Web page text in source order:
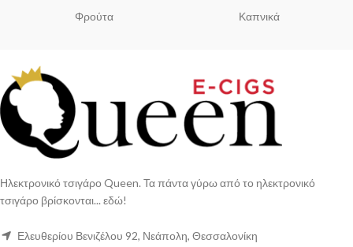
Φρούτα Καπνικά
Ηλεκτρονικό τσιγάρο Queen. Τα πάντα γύρω από το ηλεκτρονικό
τσιγάρο βρίσκονται... εδώ!
Ελευθερίου Βενιζέλου 92, Νεάπολη, Θεσσαλονίκη